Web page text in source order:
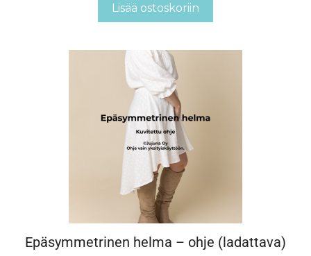
Lisää ostoskoriin
Epäsymmetrinen helma – ohje (ladattava)